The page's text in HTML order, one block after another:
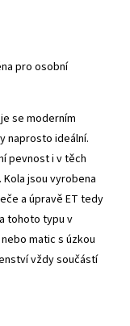
pro osobní
se moderním
naprosto ideální.
pevnost i v těch
jsou vyrobena
a úpravě ET tedy
tohoto typu v
matic s úzkou
vždy součástí